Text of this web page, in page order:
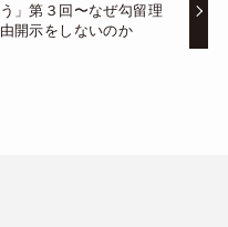
う」第３回〜なぜ勾留理
由開示をしないのか